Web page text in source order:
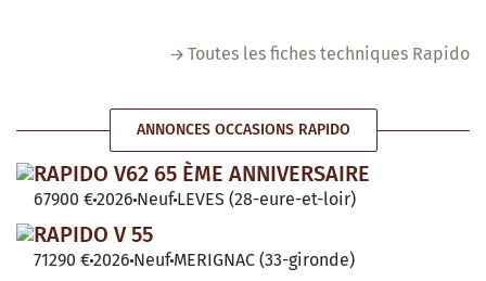
Toutes les fiches techniques Rapido
ANNONCES OCCASIONS RAPIDO
RAPIDO V62 65 ÈME ANNIVERSAIRE
67900 €2026 Neuf LEVES (28-eure-et-loir)
RAPIDO V 55
71290 €2026 Neuf MERIGNAC (33-gironde)